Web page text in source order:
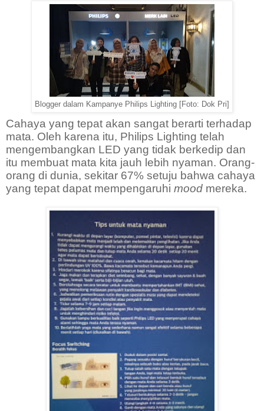
Blogger dalam Kampanye Philips Lighting [Foto: Dok Pri]
Cahaya yang tepat akan sangat berarti terhadap
mata. Oleh karena itu, Philips Lighting telah
mengembangkan LED yang tidak berkedip dan
itu membuat mata kita jauh lebih nyaman. Orang-
orang di dunia, sekitar 67% setuju bahwa cahaya
yang tepat dapat mempengaruhi mood mereka.